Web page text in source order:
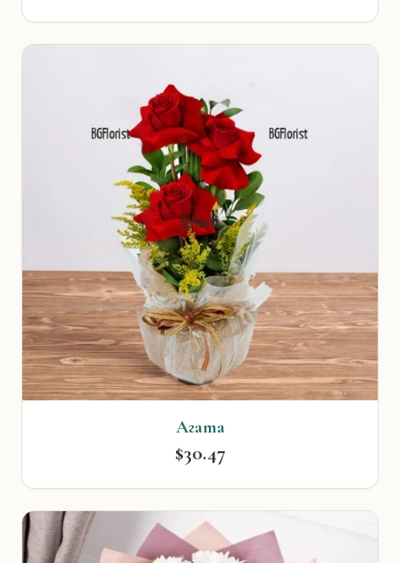
Агата
$30.47